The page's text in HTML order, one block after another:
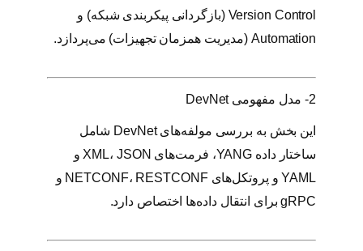
Version Control (بازگردانی پیکربندی شبکه) و
Automation (مدیریت همزمان تجهیزات) می‌پردازد.
2- مدل مفهومی DevNet
این بخش به بررسی مولفه‌های DevNet شامل
ساختار داده YANG، فرمت‌های XML، JSON و
YAML و پروتکل‌های NETCONF، RESTCONF و
gRPC برای انتقال داده‌ها اختصاص دارد.